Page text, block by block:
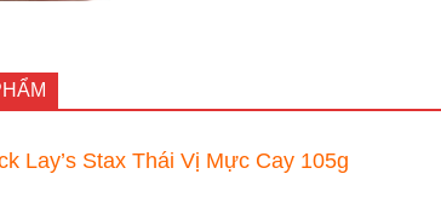
Lay’s Stax Thái Vị Mực Cay 105g